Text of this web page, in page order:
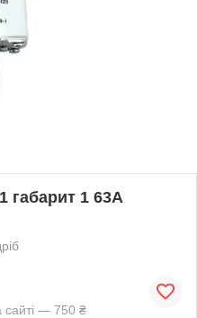
габарит 1 63А
сайті — 750 ₴